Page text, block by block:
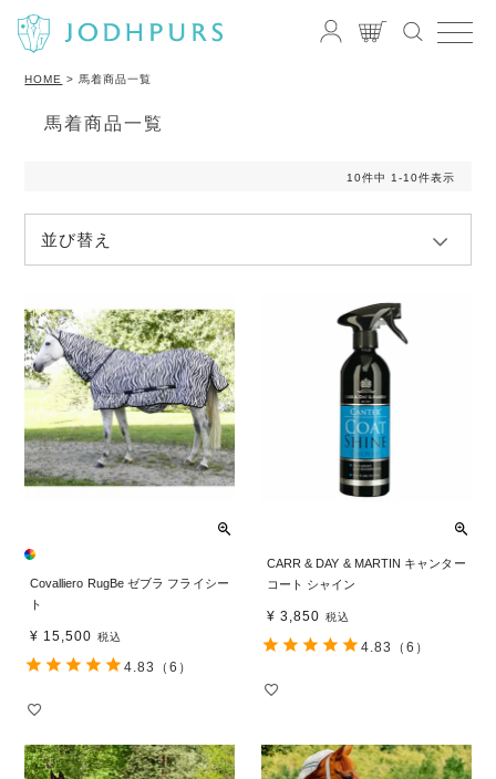
HOME 馬着商品一覧
馬着商品一覧
並び替え
10件中 1 -10件表示
Covalliero RugBe ゼブラ フライシー
ト
¥ 15,500 税込
4.83 （6）
CARR & DAY & MARTIN キャンター
コート シャイン
¥ 3,850 税込
4.83 （6）